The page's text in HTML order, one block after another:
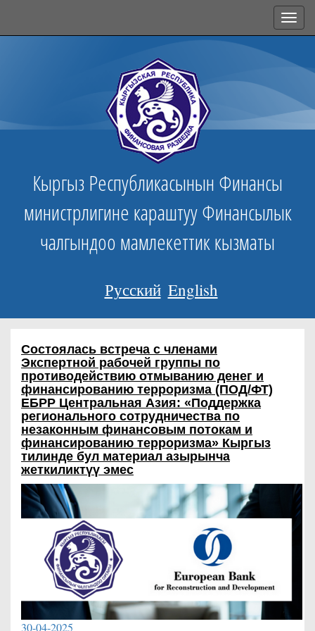
Кыргыз Республикасынын Финансы
министрлигине караштуу Финансылык
чалгындоо мамлекеттик кызматы
Русский English
Состоялась встреча с членами
Экспертной рабочей группы по
противодействию отмыванию денег и
финансированию терроризма (ПОД/ФТ)
ЕБРР Центральная Азия: «Поддержка
регионального сотрудничества по
незаконным финансовым потокам и
финансированию терроризма» Кыргыз
тилинде бул материал азырынча
жеткиликтүү эмес
30-04-2025